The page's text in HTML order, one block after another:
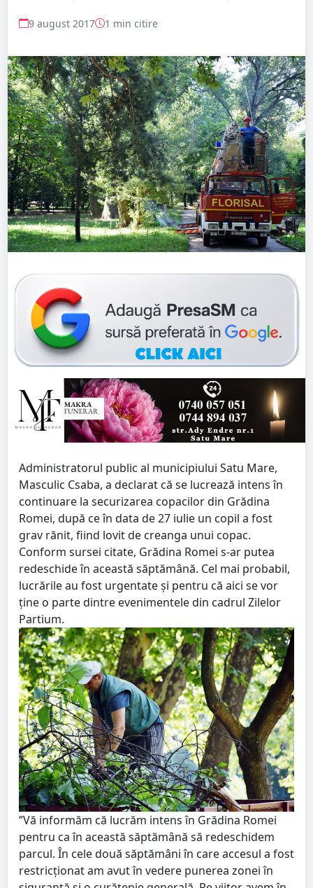
9 august 2017 1 min citire
Administratorul public al municipiului Satu Mare,
Masculic Csaba, a declarat că se lucrează intens în
continuare la securizarea copacilor din Grădina
Romei, după ce în data de 27 iulie un copil a fost
grav rănit, fiind lovit de creanga unui copac.
Conform sursei citate, Grădina Romei s-ar putea
redeschide în această săptămână. Cel mai probabil,
lucrările au fost urgentate și pentru că aici se vor
ține o parte dintre evenimentele din cadrul Zilelor
Partium.
”Vă informăm că lucrăm intens în Grădina Romei
pentru ca în această săptămână să redeschidem
parcul. În cele două săptămâni în care accesul a fost
restricționat am avut în vedere punerea zonei în